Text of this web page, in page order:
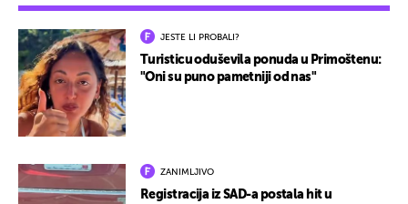
JESTE LI PROBALI?
Turisticu oduševila ponuda u Primoštenu:
"Oni su puno pametniji od nas"
ZANIMLJIVO
Registracija iz SAD-a postala hit u